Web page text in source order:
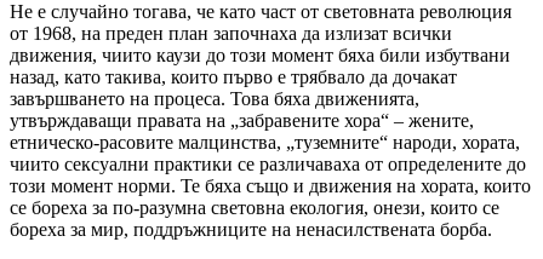
Не е случайно тогава, че като част от световната революция
от 1968, на преден план започнаха да излизат всички
движения, чиито каузи до този момент бяха били избутвани
назад, като такива, които първо е трябвало да дочакат
завършването на процеса. Това бяха движенията,
утвърждаващи правата на „забравените хора“ – жените,
етническо-расовите малцинства, „туземните“ народи, хората,
чиито сексуални практики се различаваха от определените до
този момент норми. Те бяха също и движения на хората, които
се бореха за по-разумна световна екология, онези, които се
бореха за мир, поддръжниците на ненасилствената борба.